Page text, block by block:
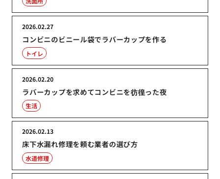
コンビニのビニール袋でラバーカップを作る
2026.02.27
トイレ
ラバーカップを求めてコンビニを彷徨った夜
2026.02.20
生活
床下水漏れ修理を頼む業者の選び方
2026.02.13
水道修理